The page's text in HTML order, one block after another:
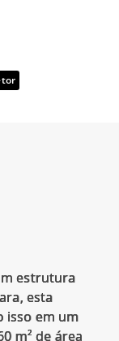
estrutura
esta
isso em um
m² de área